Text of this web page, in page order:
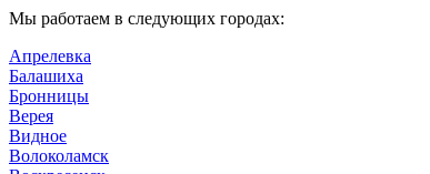
Мы работаем в следующих городах:
Апрелевка
Балашиха
Бронницы
Верея
Видное
Волоколамск